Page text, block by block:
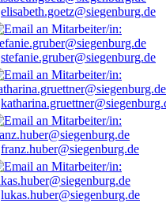
elisabeth.goetz@siegenburg.de
stefanie.gruber@siegenburg.de
franz.huber@siegenburg.de
lukas.huber@siegenburg.de